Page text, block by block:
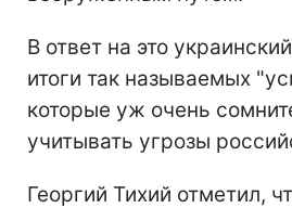
В ответ на это
итоги так называемых
которые уж очень
учитывать угрозы
Георгий Тихий отметил,